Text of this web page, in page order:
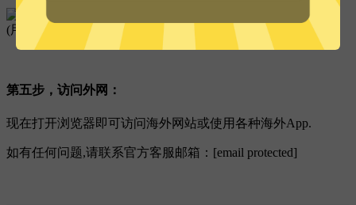
(用户可以重命名此线路的名称,例如：香港3)
第五步，访问外网：
现在打开浏览器即可访问海外网站或使用各种海外App.
如有任何问题,请联系官方客服邮箱：[email protected]